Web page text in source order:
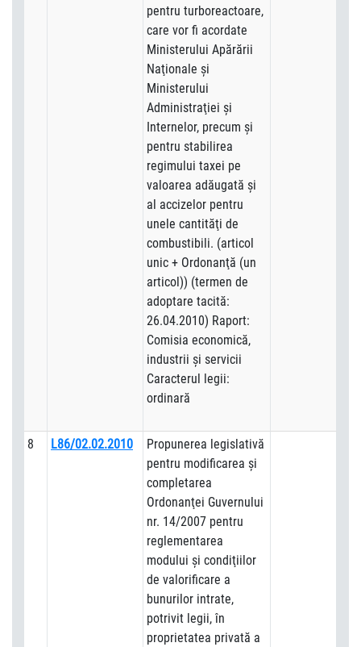
pentru turboreactoare,
care vor fi acordate
Ministerului Apărării
Naţionale şi
Ministerului
Administraţiei şi
Internelor, precum şi
pentru stabilirea
regimului taxei pe
valoarea adăugată şi
al accizelor pentru
unele cantităţi de
combustibili. (articol
unic + Ordonanţă (un
articol)) (termen de
adoptare tacită:
26.04.2010) Raport:
Comisia economică,
industrii şi servicii
Caracterul legii:
ordinară
8 L86/02.02.2010
Propunerea legislativă
pentru modificarea şi
completarea
Ordonanţei Guvernului
nr. 14/2007 pentru
reglementarea
modului şi condiţiilor
de valorificare a
bunurilor intrate,
potrivit legii, în
proprietatea privată a